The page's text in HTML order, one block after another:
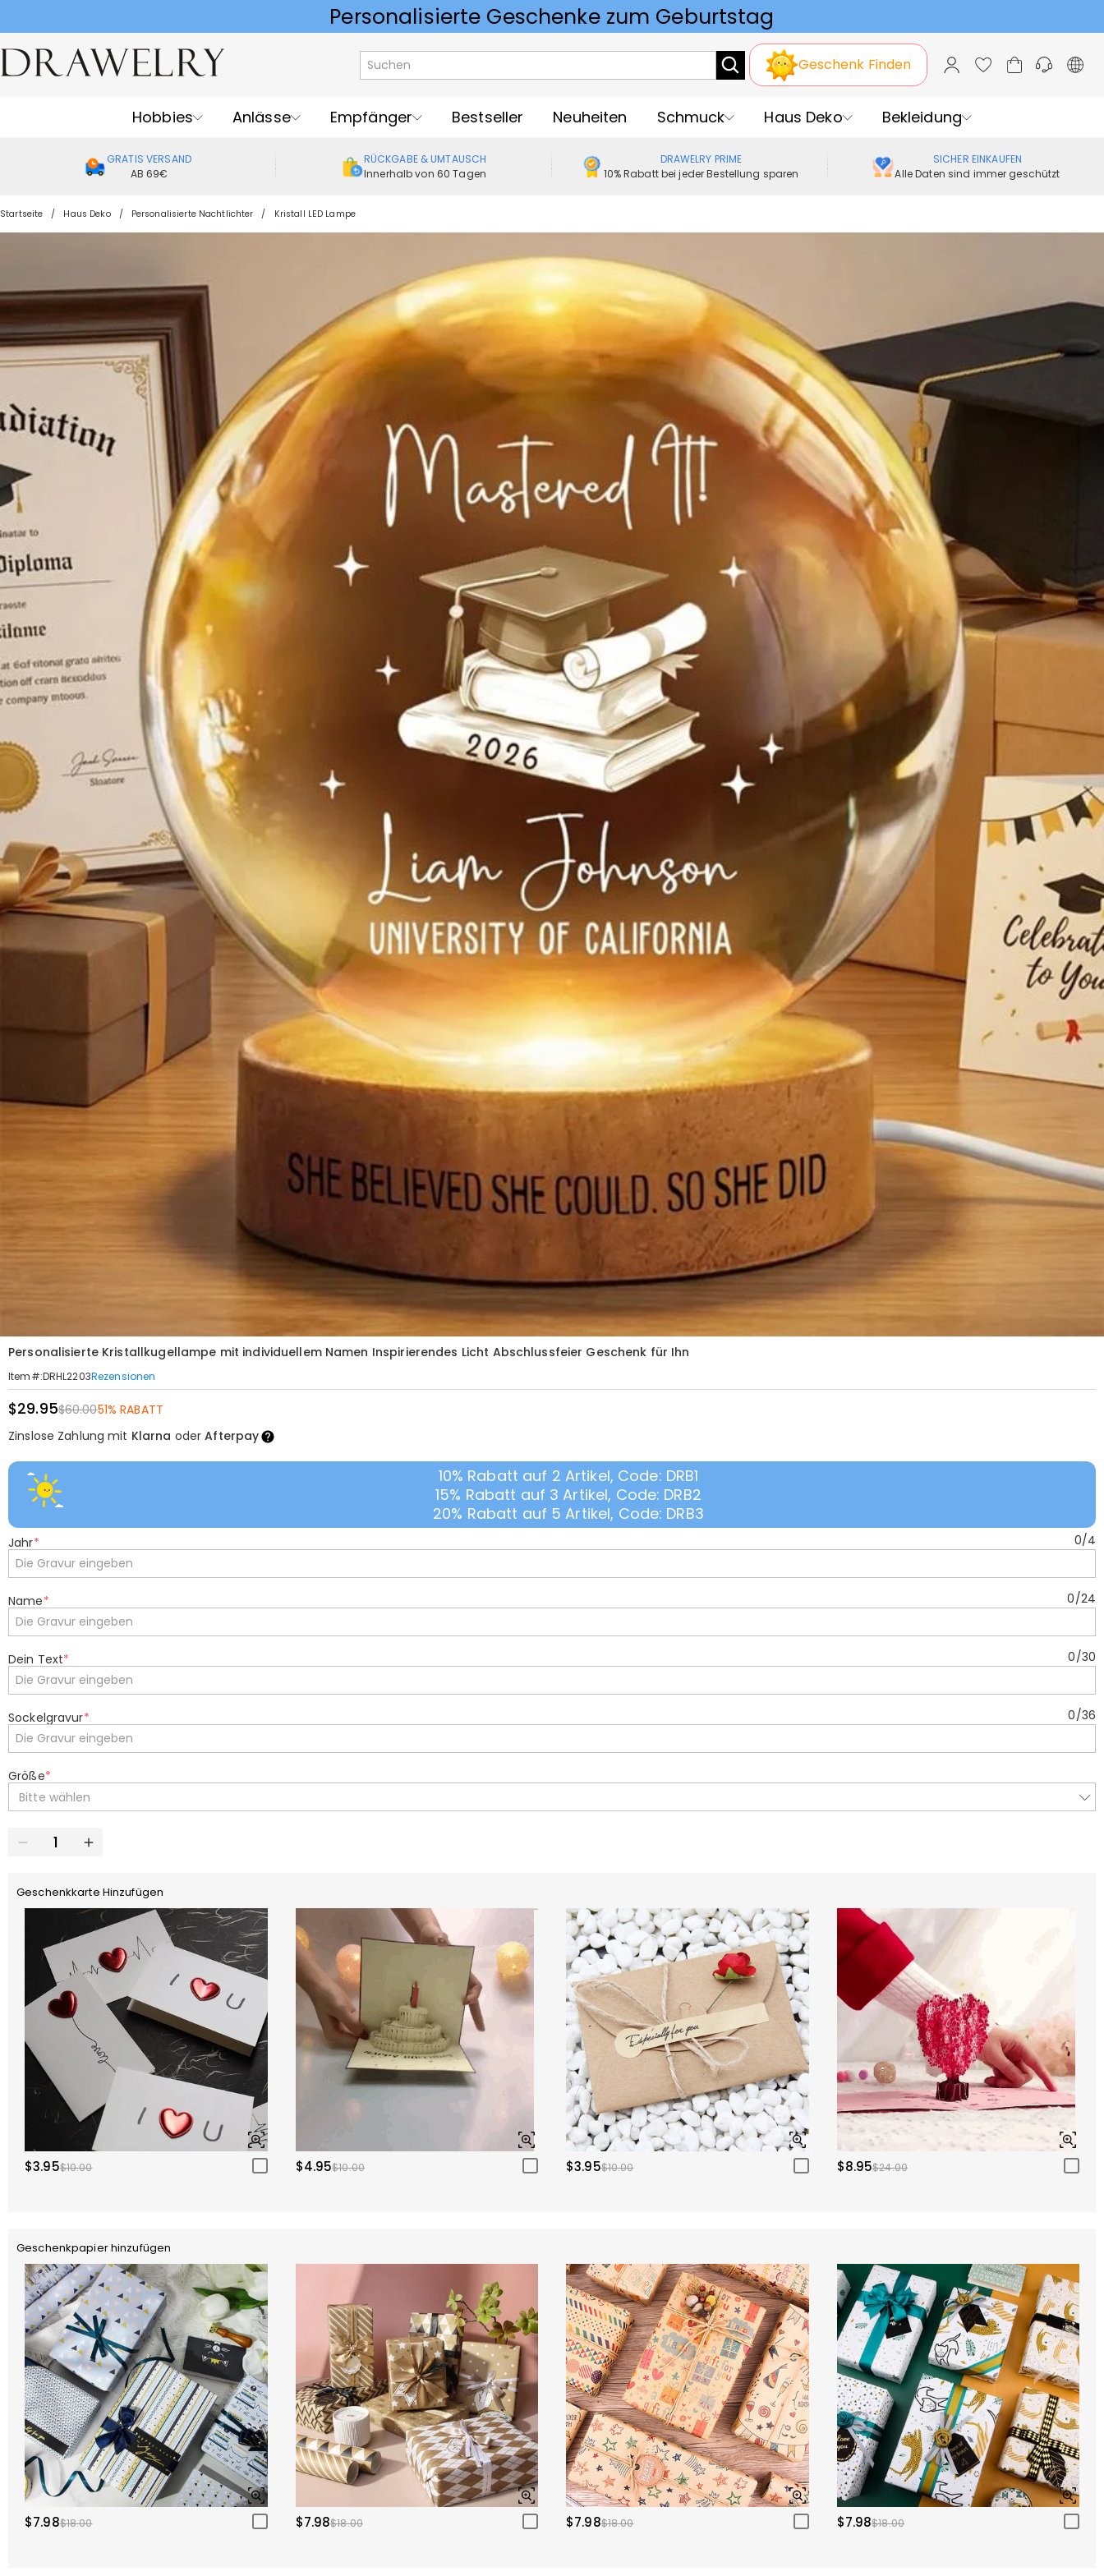
Vorlieben für Hochzeitsgeschenke
Geschenk Finden
Hobbies Anlässe Empfänger Bestseller Neuheiten Schmuck Haus Deko Bekleidung
GRATIS VERSAND
AB 69€
RÜCKGABE & UMTAUSCH
Innerhalb von 60 Tagen
DRAWELRY PRIME
10% Rabatt bei jeder Bestellung sparen
SICHER EINKAUFEN
Alle Daten sind immer geschützt
Startseite Haus Deko Personalisierte Nachtlichter Kristall LED Lampe
Personalisierte Kristallkugellampe mit individuellem Namen Inspirierendes Licht Abschlussfeier Geschenk für Ihn
Item#:DRHL2203Rezensionen
$29.95$60.0051% RABATT
Zinslose Zahlung mit Klarna oderAfterpay
10% Rabatt auf 2 Artikel, Code: DRB1
15% Rabatt auf 3 Artikel, Code: DRB2
20% Rabatt auf 5 Artikel, Code: DRB3
Jahr* 0/4
Name* 0/24
Dein Text* 0/30
Sockelgravur* 0/36
Größe*
Bitte wählen
Geschenkkarte Hinzufügen
$3.95$10.00 $4.95$10.00 $3.95$10.00 $8.95$24.00
Geschenkpapier hinzufügen
$7.98$18.00 $7.98$18.00 $7.98$18.00 $7.98$18.00